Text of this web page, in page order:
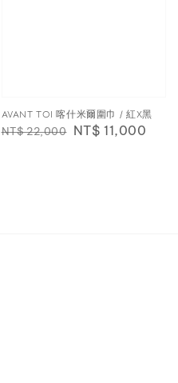
AVANT TOI 喀什米爾圍巾 / 紅X黑
Regular
NT$ 22,000 Sale
NT$ 11,000